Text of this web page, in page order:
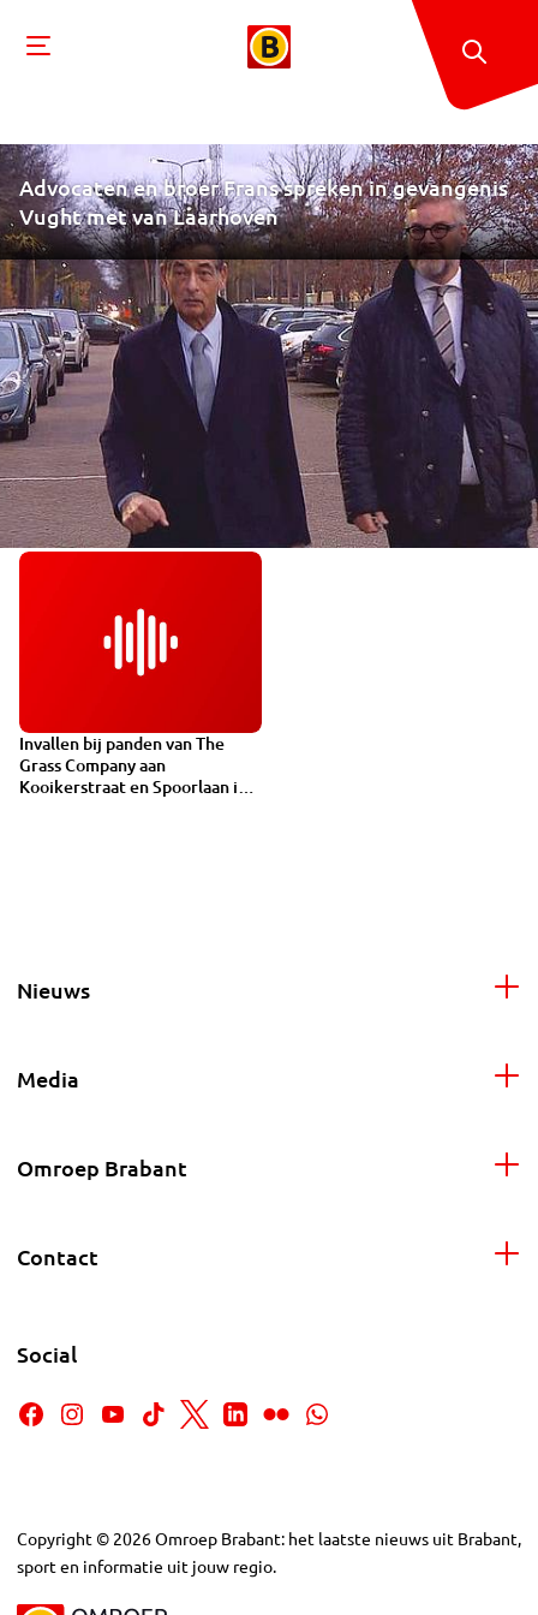
Advocaten en broer Frans spreken in gevangenis
Vught met van Laarhoven
Invallen bij panden van The
Grass Company aan
Kooikerstraat en Spoorlaan in
VIDEO
Nieuws
Media
Omroep Brabant
Contact
Social
Copyright © 2026Omroep Brabant: het laatste nieuws uit Brabant,
sport en informatie uit jouw regio.